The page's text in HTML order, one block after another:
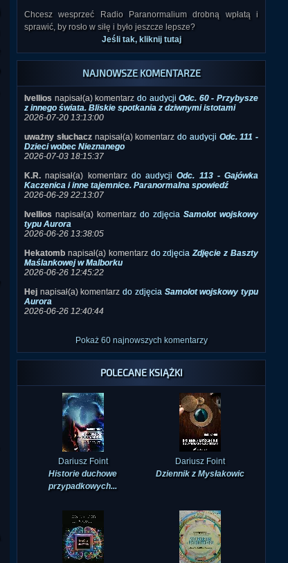
Jeśli tak, kliknij tutaj
NAJNOWSZE KOMENTARZE
napisał(a) komentarzdo audycjiOdc. 60 - Przybysze
z innego świata. Bliskie spotkania z dziwnymi istotami
2026-07-20 13:13:00
uważny słuchacznapisał(a) komentarz do audycji
2026-07-03 18:15:37
K.R. napisał(a) komentarz
2026-06-29 22:13:07
Ivelliosnapisał(a) komentarz
Samolot wojskowy
2026-06-26 13:38:05
Hekatombnapisał(a) komentarz
2026-06-26 12:45:22
Hejnapisał(a) komentarz
2026-06-26 12:40:44
POLECANE KSIĄŻKI
Dariusz Foint
Historie duchowe
przypadkowych...
Dariusz Foint
Dziennik z Mysłakowic
James R. Doty
Tim Read, Maria Papaspyrou